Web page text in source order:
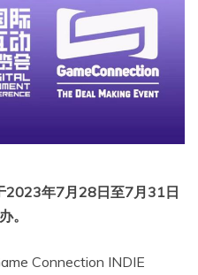
2023年7月28日至7月31日
。
Connection INDIE